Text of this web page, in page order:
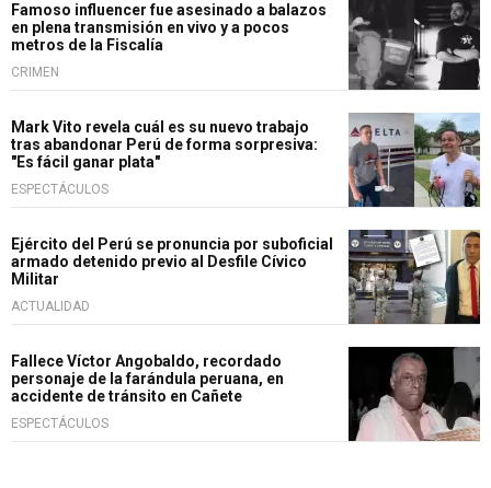
Famoso influencer fue asesinado a balazos
en plena transmisión en vivo y a pocos
metros de la Fiscalía
CRIMEN
Mark Vito revela cuál es su nuevo trabajo
tras abandonar Perú de forma sorpresiva:
"Es fácil ganar plata"
ESPECTÁCULOS
Ejército del Perú se pronuncia por suboficial
armado detenido previo al Desfile Cívico
Militar
ACTUALIDAD
Fallece Víctor Angobaldo, recordado
personaje de la farándula peruana, en
accidente de tránsito en Cañete
ESPECTÁCULOS